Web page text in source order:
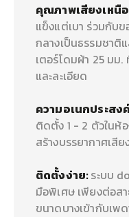
คุณภาพเสียงเหนื
แข็งแต่เบา ร่วมกับ
กลางเป็นธรรมชา
เตอร์โดมผ้า 25 มม
และละเอียด
ความอเนกประสง
ติดตั้ง 1 - 2 ตัวในห้
สร้างบรรยากาศเสี
ติดตั้งง่าย:ระบบ
มือพิเศษ เพียงต่อส
ขนาดบางเข้ากับเพ